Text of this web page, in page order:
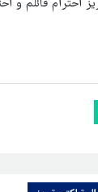
احترام قائلم و